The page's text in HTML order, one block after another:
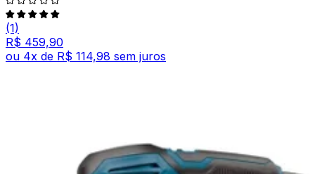
(1)
R$ 459,90
ou 4x de R$ 114,98 sem juros